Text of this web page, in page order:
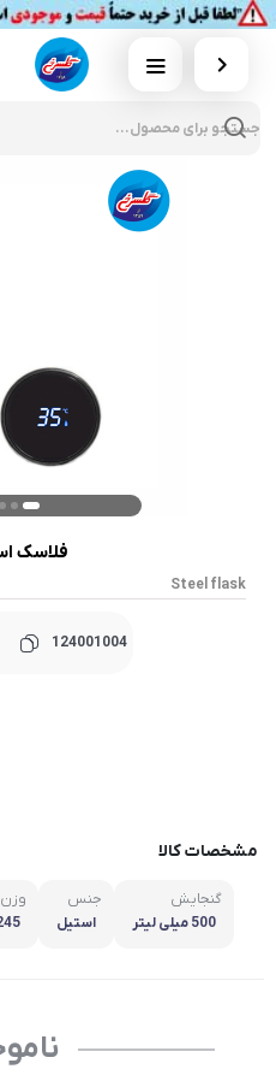
فلاسک
Steel flask
124001004
مشخصات کالا
گنجایش
500 میلی لیتر
جنس
استیل
وزن
245